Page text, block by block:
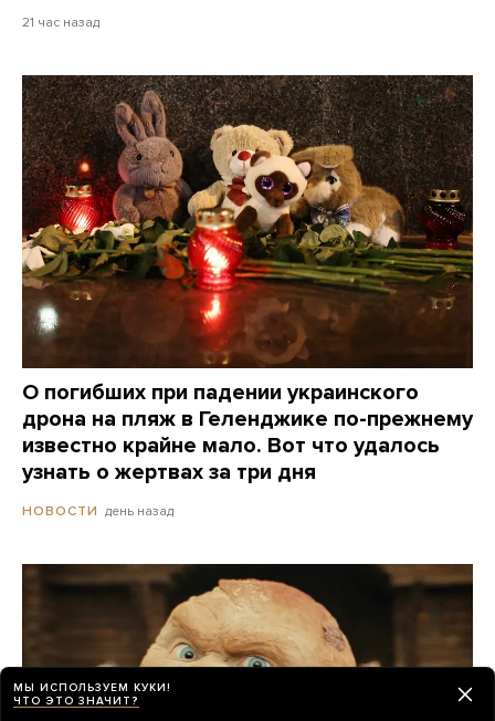
21 час назад
О погибших при падении украинского
дрона на пляж в Геленджике по-прежнему
известно крайне мало. Вот что удалось
узнать о жертвах за три дня
НОВОСТИ день назад
МЫ ИСПОЛЬЗУЕМ КУКИ!
ЧТО ЭТО ЗНАЧИТ?